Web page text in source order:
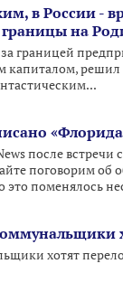
в России
на
границей
капиталом,
после
поговорим
поменялось
хотят